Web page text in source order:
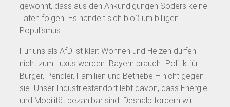
gewöhnt, dass aus den Ankündigungen Söders keine
Taten folgen. Es handelt sich bloß um billigen
Populismus.
Für uns als AfD ist klar: Wohnen und Heizen dürfen
nicht zum Luxus werden. Bayern braucht Politik für
Bürger, Pendler, Familien und Betriebe – nicht gegen
sie. Unser Industriestandort lebt davon, dass Energie
und Mobilität bezahlbar sind. Deshalb fordern wir: